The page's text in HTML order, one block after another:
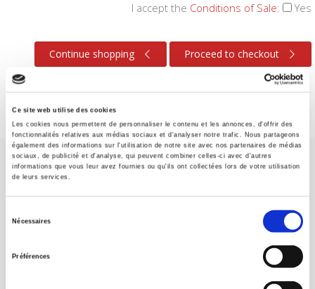
Ce site web utilise des cookies
Les cookies nous permettent de personnaliser le contenu et les annonces, d'offrir des
fonctionnalités relatives aux médias sociaux et d'analyser notre trafic. Nous partageons
également des informations sur l'utilisation de notre site avec nos partenaires de médias
sociaux, de publicité et d'analyse, qui peuvent combiner celles-ci avec d'autres
informations que vous leur avez fournies ou qu'ils ont collectées lors de votre utilisation
de leurs services.
Nécessaires
Préférences
I accept the Conditions of Sale: Yes
Continue shopping Proceed to checkout
SCIENCES PO UNIVERSITY PRESS has a threefold role: to publish
help public and political debate.